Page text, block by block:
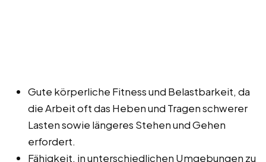
Gute körperliche Fitness und Belastbarkeit, da
die Arbeit oft das Heben und Tragen schwerer
Lasten sowie längeres Stehen und Gehen
erfordert.
Fähigkeit, in unterschiedlichen Umgebungen zu